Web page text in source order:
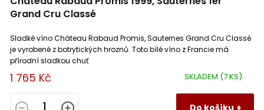
Grand Cru Classé
SKLADEM (7 KS)
1 765 Kč
Do košíku
Sladké víno Château Rabaud Promis, Sauternes Grand Cru Classé
je vyrobené z botrytických hroznů. Toto bílé víno z Francie má
přírodní sladkou chuť.